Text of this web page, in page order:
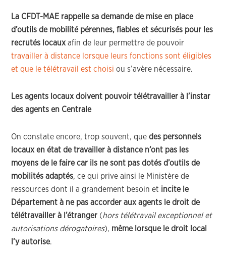
La CFDT-MAE rappelle sa demande de mise en place
d’outils de mobilité pérennes, fiables et sécurisés pour les
recrutés locauxafin de leur permettre de pouvoir
travailler à distance lorsque leurs fonctions sont éligibles
et que le télétravail est choisi ou s’avère nécessaire.
Les agents locaux doivent pouvoir télétravailler à l’instar
des agents en Centrale
On constate encore, trop souvent, quedes personnels
locaux en état de travailler à distance n’ont pas les
moyens de le faire car ils ne sont pas dotés d’outils de
mobilités adaptés, ce qui prive ainsi le Ministère de
ressources dont il a grandement besoin et incite le
Département à ne pas accorder aux agents le droit de
télétravailler à l’étranger (hors télétravail exceptionnel et
autorisations dérogatoires), même lorsque le droit local
l’y autorise.